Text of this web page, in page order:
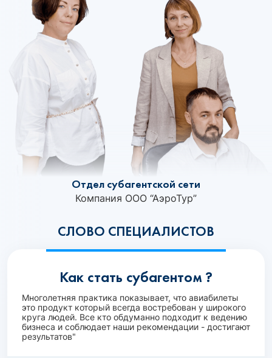
СЛОВО СПЕЦИАЛИСТОВ
Отдел субагентской сети
Компания ООО “АэроТур”
Как стать субагентом ?
Многолетняя практика показывает, что авиабилеты
это продукт который всегда востребован у широкого
круга людей. Все кто обдуманно подходит к ведению
бизнеса и соблюдает наши рекомендации - достигают
результатов"